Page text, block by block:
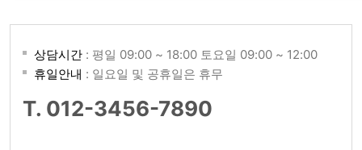
상담시간 : 평일 09:00 ~ 18:00 토요일 09:00 ~ 12:00
휴일안내 : 일요일 및 공휴일은 휴무
T. 012-3456-7890